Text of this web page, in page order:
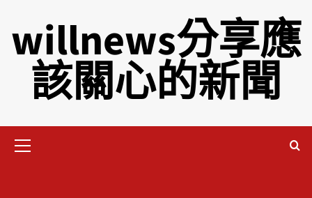
willnews分享應
該關心的新聞